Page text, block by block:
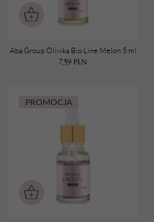
Aba Group Oliwka Bio Line Melon 5 ml
7,59 PLN
PROMOCJA